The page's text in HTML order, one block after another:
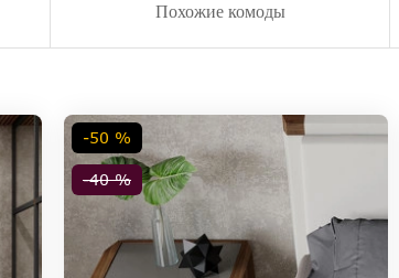
Похожие комоды
-40 %
-50 %